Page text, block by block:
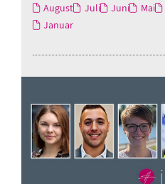
August
Juli Juni Mai
Januar